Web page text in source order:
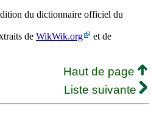
du dictionnaire officiel du
de WikWik.org
et de
Haut de page
Liste suivante